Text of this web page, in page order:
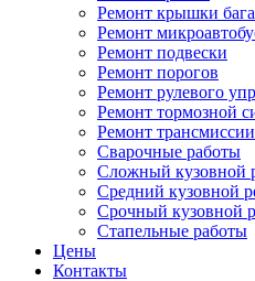
Ремонт крышки
Ремонт
Ремонт подвески
Ремонт порогов
Ремонт рулевого
Ремонт тормозной
Ремонт трансмиссии
Сварочные работы
Сложный кузовной
Средний кузовной
Срочный кузовной
Стапельные работы
Цены
Контакты